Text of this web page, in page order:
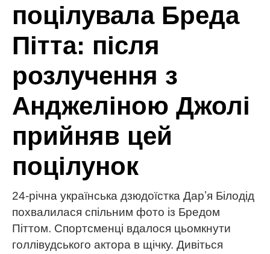
поцілувала Бреда
Пітта: після
розлучення з
Анджеліною Джолі
прийняв цей
поцілунок
24-річна українська дзюдоїстка Дарʼя Білодід
похвалилася спільним фото із Бредом
Піттом. Спортсменці вдалося цьомкнути
голлівудського актора в щічку. Дивіться